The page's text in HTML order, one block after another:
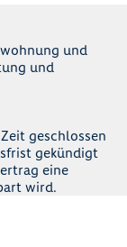
und
und
geschlossen
gekündigt
eine
wird.